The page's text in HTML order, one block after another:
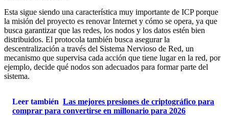
Esta sigue siendo una característica muy importante de ICP porque
la misión del proyecto es renovar Internet y cómo se opera, ya que
busca garantizar que las redes, los nodos y los datos estén bien
distribuidos. El protocola también busca asegurar la
descentralización a través del Sistema Nervioso de Red, un
mecanismo que supervisa cada acción que tiene lugar en la red, por
ejemplo, decide qué nodos son adecuados para formar parte del
sistema.
Leer también Las mejores presiones de criptográfico para
comprar para convertirse en millonario para 2026